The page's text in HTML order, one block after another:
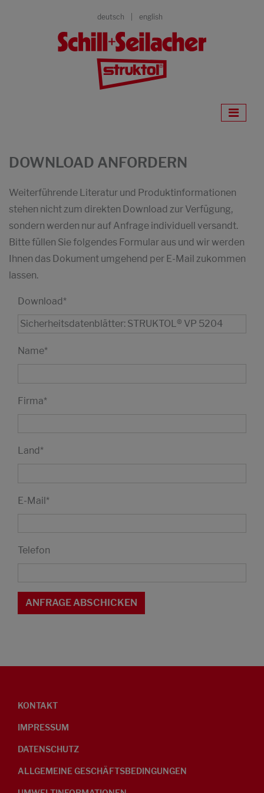
deutsch english
DOWNLOAD ANFORDERN
Weiterführende Literatur und Produktinformationen
stehen nicht zum direkten Download zur Verfügung,
sondern werden nur auf Anfrage individuell versandt.
Bitte füllen Sie folgendes Formular aus und wir werden
Ihnen das Dokument umgehend per E-Mail zukommen
lassen.
Download*
Name*
Firma*
Land*
E-Mail*
Telefon
KONTAKT
IMPRESSUM
DATENSCHUTZ
ALLGEMEINE GESCHÄFTSBEDINGUNGEN